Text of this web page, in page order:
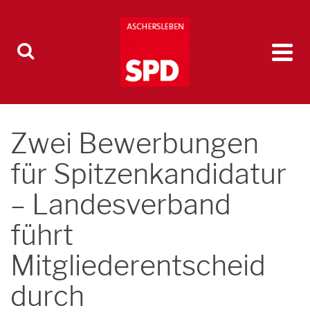
Zwei Bewerbungen
für Spitzenkandidatur
– Landesverband
führt
Mitgliederentscheid
durch